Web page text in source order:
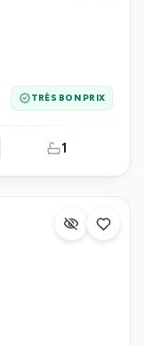
TRÈS BON PRIX
1